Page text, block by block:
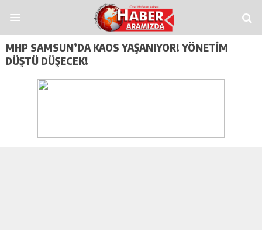
CasitorosCasino Spinograndpashabet
MHP SAMSUN’DA KAOS YAŞANIYOR! YÖNETIM
DÜŞTÜ DÜŞECEK!